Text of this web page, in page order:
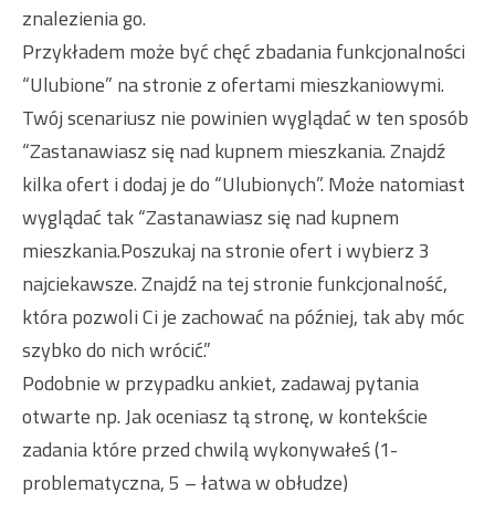
znalezienia go.
Przykładem może być chęć zbadania funkcjonalności
“Ulubione” na stronie z ofertami mieszkaniowymi.
Twój scenariusz nie powinien wyglądać w ten sposób
“Zastanawiasz się nad kupnem mieszkania. Znajdź
kilka ofert i dodaj je do “Ulubionych”. Może natomiast
wyglądać tak “Zastanawiasz się nad kupnem
mieszkania.Poszukaj na stronie ofert i wybierz 3
najciekawsze. Znajdź na tej stronie funkcjonalność,
która pozwoli Ci je zachować na później, tak aby móc
szybko do nich wrócić.”
Podobnie w przypadku ankiet, zadawaj pytania
otwarte np. Jak oceniasz tą stronę, w kontekście
zadania które przed chwilą wykonywałeś (1-
problematyczna, 5 – łatwa w obłudze)